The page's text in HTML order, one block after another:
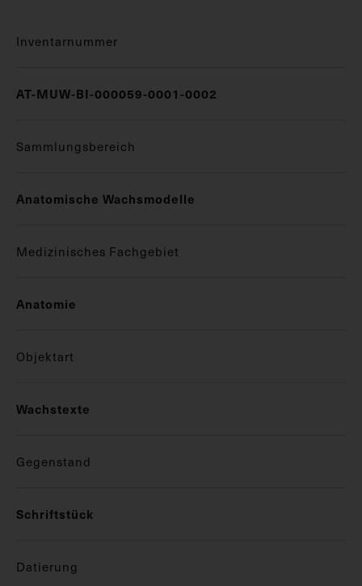
Inventarnummer
AT-MUW-BI-000059-0001-0002
Sammlungsbereich
Anatomische Wachsmodelle
Medizinisches Fachgebiet
Anatomie
Objektart
Wachstexte
Gegenstand
Schriftstück
Datierung